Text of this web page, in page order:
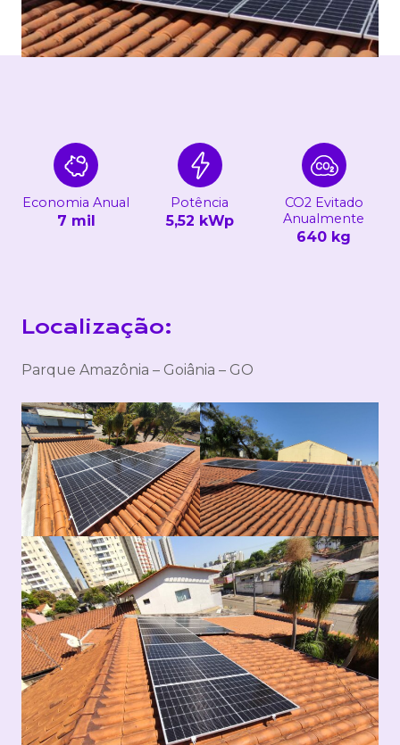
Economia Anual
7 mil
Potência
5,52 kWp
CO2 Evitado
Anualmente
640 kg
Localização:
Parque Amazônia – Goiânia – GO